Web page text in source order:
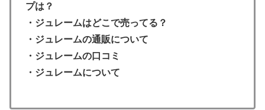
プは？
・ ジュレームはどこで売ってる？
・ジュレームの通販について
・ ジュレームの口コミ
・ジュレームについて